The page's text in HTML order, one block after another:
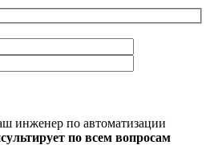
инженер по автоматизации
по всем вопросам